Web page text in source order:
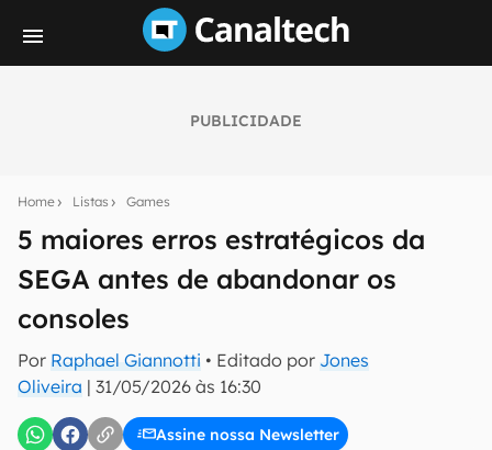
PUBLICIDADE
Home Listas Games
5 maiores erros estratégicos da
SEGA antes de abandonar os
consoles
Por Raphael Giannotti • Editado por Jones
Oliveira | 31/05/2026 às 16:30
Assine nossa Newsletter
notícias e reviews sobre tecnologia em primeira
mão.
E-mail
inscreva-se
Confirmo que li, aceito e concordo com os Termos de